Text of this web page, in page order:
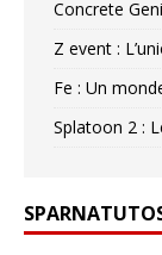
Concrete
Z event :
Fe : Un
Splatoon 2 :